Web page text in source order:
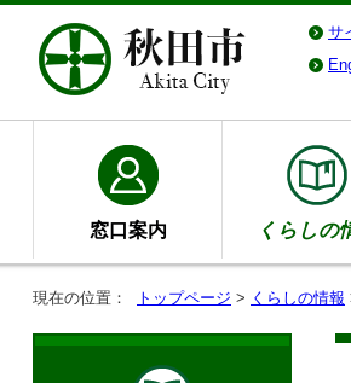
サ
窓口案内 くらしの
現在の位置： トップページ > くらしの情報